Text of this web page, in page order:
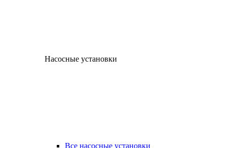
Насосные установки
Все насосные установки